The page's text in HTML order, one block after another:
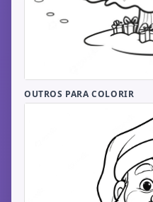
OUTROS PARA COLORIR